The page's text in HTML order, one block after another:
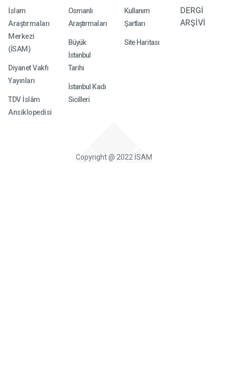
İslam
Araştırmaları
Merkezi
(İSAM)
Diyanet Vakfı
Yayınları
TDV İslâm
Ansiklopedisi
Osmanlı
Araştırmaları
Büyük
İstanbul
Tarihi
İstanbul Kadı
Sicilleri
Kullanım
Şartları
Site Haritası
DERGİ
ARŞİVİ
Copyright @ 2022 İSAM